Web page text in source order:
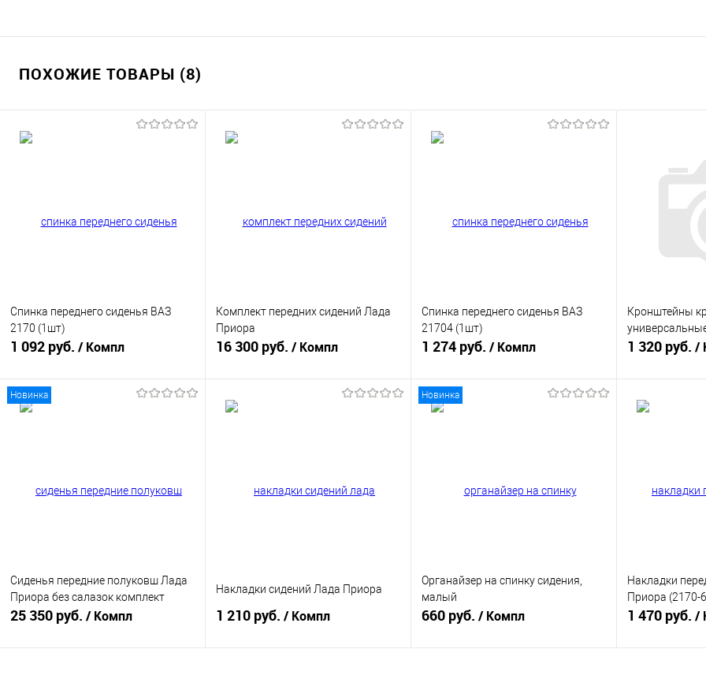
ПОХОЖИЕ ТОВАРЫ (8)
Спинка переднего сиденья ВАЗ
2170 (1шт)
1 092 руб. / Компл
Комплект передних сидений Лада
Приора
16 300 руб. / Компл
Спинка переднего сиденья ВАЗ
21704 (1шт)
1 274 руб. / Компл
Кронштейны
1 320 руб. /
Новинка
Сиденья передние полуковш Лада
Приора без салазок комплект
25 350 руб. / Компл
Накладки сидений Лада Приора
1 210 руб. / Компл
Новинка
Органайзер на спинку сидения,
малый
660 руб. / Компл
Накладки
Приора (2170-
1 470 руб. /